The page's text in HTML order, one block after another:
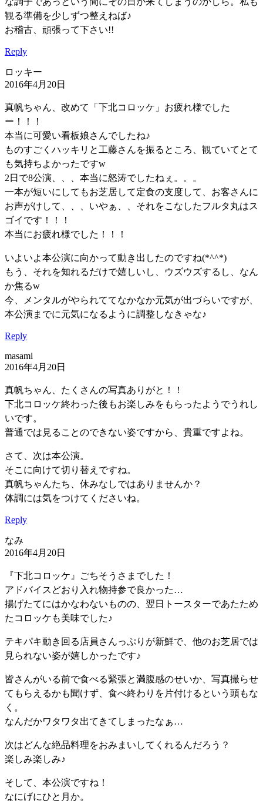
観る準備を少しずつ整えねば♪
お稽古、頑張って下さい!!
Reply
ロッキー
2016年4月20日
真帆ちゃん、改めて「下北コロッケ」お疲れ様でした
ー！！！
本当に可愛い看板娘さんでしたね♪
ものすごくハッキリと工藤さんを振るところ、観ていてとて
も気持ちよかったですw
2日で8公演、、、本当に怒涛でしたねぇ。。。
一本が短いにしてもお芝居して定食の支度して、お客さんに
お声がけして、、、いやぁ、、それをこなしたフルタ丸はス
ゴイです！！！
本当にお疲れ様でした！！！
いよいよ本公演に向かって動き出したのですね(*^^*)
もう、それを知れるだけで嬉しいし、ウズウズするし、なん
か焦るw
今、メンタルがやられててなかなか元気が出づらいですが、
本公演までに元気になるように調整しなきゃな♪
Reply
masami
2016年4月20日
真帆ちゃん、たくさんの写真ありがと！！
下北コロッケ終わった後もお楽しみをもらったようでうれし
いです。
普通では見ることのできない姿ですから、貴重ですよね。
さて、次は本公演。
そこに向けて切り替えですね。
真帆ちゃんたち、休みなしではありませんか？
体調には気をつけてくださいね。
Reply
なみ
2016年4月20日
『下北コロッケ』ごちそうさまでした！
アドバイスどおり入れ物持参で良かった…
揚げたてにはかなわないものの、翌日トースターであたため
たコロッケも美味でした♪
テキパキ動き回る店員さんっぷりが新鮮で、他のお芝居では
見られない姿が嬉しかったです♪
皆さんがいる前で食べる緊張と満腹感のせいか、写真撮らせ
てもらえるかも聞けず、食べ終わりを片付けるという頭もな
く。
なんだかワタワタ出てきてしまったなぁ…
次はどんな絶品料理をおみまいしてくれるんだろう？
楽しみ楽しみ♪
そして、本公演ですね！
なにげにひと月か。